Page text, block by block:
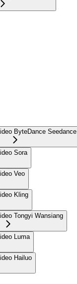
ByteDance Seedance
Sora
Veo
Kling
Tongyi Wansiang
Luma
Hailuo